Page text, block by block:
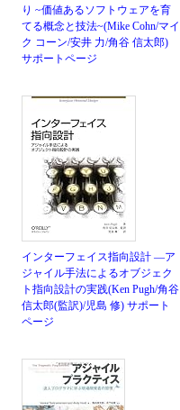
り ~価値あるソフトウェアを育
てる概念と技法~(Mike Cohn/マイ
ク コーン/安井 力/角谷 信太郎)
サポートページ
インターフェイス指向設計 ―ア
ジャイル手法によるオブジェク
ト指向設計の実践(Ken Pugh/角谷
信太郎(監訳)/児島 修) サポート
ページ